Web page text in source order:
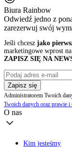
Biura Rainbow
Odwiedź jedno z
zarezerwuj swój
Jeśli chcesz jako
marketingowe wprost
ZAPISZ SIĘ NA
Zapisz się
Administratorem Twoich
Twoich danych oraz prawie
O nas
Kim jesteśmy